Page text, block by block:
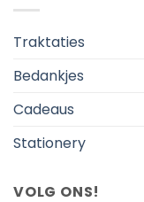
Traktaties
Bedankjes
Cadeaus
Stationery
VOLG ONS!